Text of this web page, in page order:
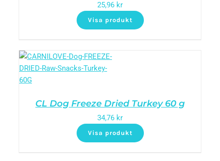
25,96 kr
Visa produkt
CL Dog Freeze Dried Turkey 60 g
34,76 kr
Visa produkt